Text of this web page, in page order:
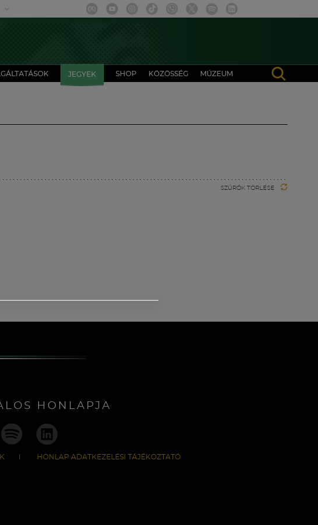
JEGYEK SHOP KÖZÖSSÉG MÚZEUM
SZŰRŐK TÖRLÉSE
HONLAPJA
HONLAP ADATKEZELÉSI TÁJÉKOZTATÓ